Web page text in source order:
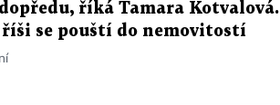
říká Tamara Kotvalová.
se pouští do nemovitostí